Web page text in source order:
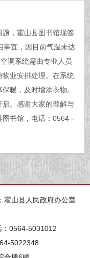
，霍山县图书馆现答
事宜，因目前气温未达
调系统需由专业人员
业安排处理。在系统
暖，及时增添衣物。
。感谢大家的理解与
书馆，电话：0564--
霍山县人民政府办公室
：0564-5031012
5022348